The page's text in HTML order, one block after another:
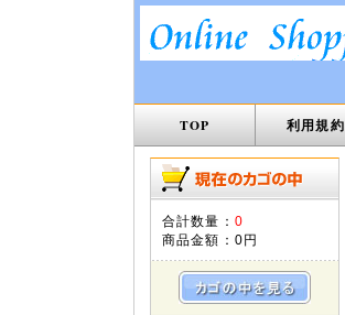
TOP 利用規約
合計数量： 0
商品金額： 0円